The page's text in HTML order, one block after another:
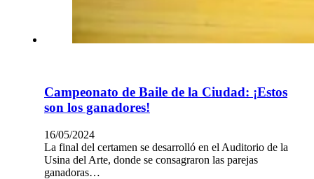
Campeonato de Baile de la Ciudad: ¡Estos
son los ganadores!
16/05/2024
La final del certamen se desarrolló en el Auditorio de la
Usina del Arte, donde se consagraron las parejas
ganadoras…